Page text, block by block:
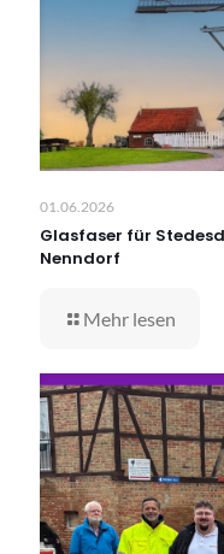
01.06.2026
Glasfaser für
Nenndorf
Mehr lesen